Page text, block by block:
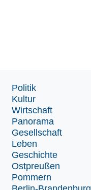
Politik
Kultur
Wirtschaft
Panorama
Gesellschaft
Leben
Geschichte
Ostpreußen
Pommern